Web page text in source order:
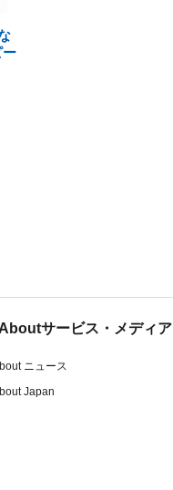
サービス・メディア
ニュース
Japan